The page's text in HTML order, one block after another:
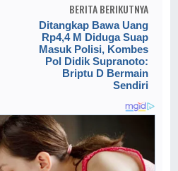
BERITA BERIKUTNYA
Ditangkap Bawa Uang
Rp4,4 M Diduga Suap
Masuk Polisi, Kombes
Pol Didik Supranoto:
Briptu D Bermain
Sendiri